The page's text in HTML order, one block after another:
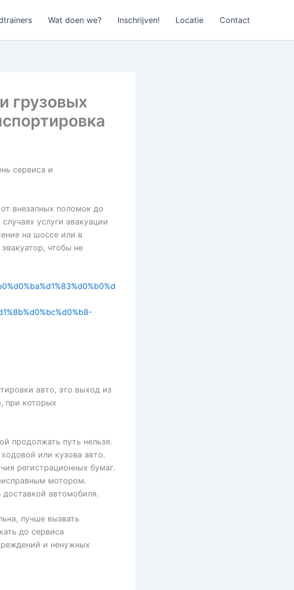
Wat doen we? Inschrijven! Locatie Contact
грузовых
сервиса и
внезапных поломок до
услуги эвакуации
на шоссе или в
чтобы не
авто, это выход из
при которых
продолжать путь нельзя.
или кузова авто.
регистрационных бумаг.
мотором.
автомобиля.
лучше вызвать
до сервиса
и ненужных